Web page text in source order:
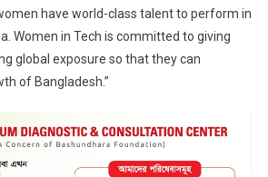
have world-class talent to perform in
Women in Tech is committed to giving
global exposure so that they can
of Bangladesh.”